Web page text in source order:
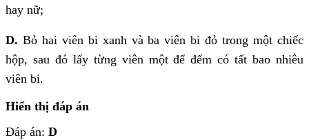
hay nữ;
D. Bỏ hai viên bi xanh và ba viên bi đỏ trong một chiếc
hộp, sau đó lấy từng viên một để đếm có tất bao nhiêu
viên bi.
Hiển thị đáp án
Đáp án: D